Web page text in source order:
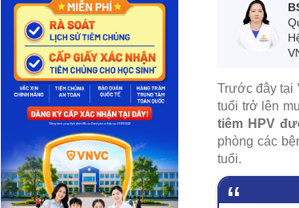
Trước đây tại
tuổi trở lên
tiêm HPV
phòng các
tuổi.